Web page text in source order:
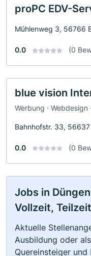
proPC EDV-
Mühlenweg 3, 56766
0.0 (0
blue vision
Werbung · Webdesign
Bahnhofstr. 33,
0.0 (0
Jobs in
Vollzeit,
Aktuelle
Ausbildung oder
Quereinsteiger